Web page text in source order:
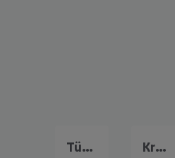
Türkei Urlaub Kroatien Last Minute